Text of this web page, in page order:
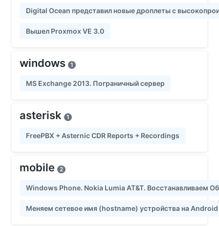
Digital Ocean представил новые дроплеты с
Вышел Proxmox VE 3.0
windows 1
MS Exchange 2013. Пограничный сервер
asterisk 1
FreePBX + Asternic CDR Reports + Recordings
mobile 2
Windows Phone. Nokia Lumia AT&T. Восстанавливаем
Меняем сетевое имя (hostname) устройства на